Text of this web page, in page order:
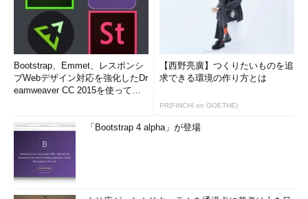
Bootstrap、Emmet、レスポンシ
ブWebデザイン対応を強化したDr
eamweaver CC 2015を使って
【西野亮廣】つくりたいものを追
求できる環境の作り方とは
PR(FINCHI on GOETHE)
「Bootstrap 4 alpha」が登場